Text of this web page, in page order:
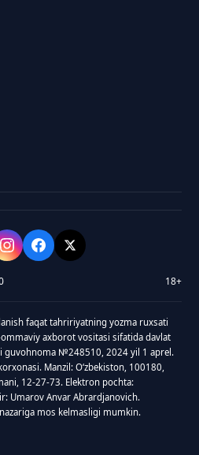
18+
faqat tahririyatning yozma ruxsati
axborot vositasi sifatida davlat
guvohnoma №248510, 2024 yil 1 aprel.
Manzil: Oʻzbekiston, 100180,
12-27-73. Elektron pochta:
Umarov Anvar Abrardjanovich.
mos kelmasligi mumkin.